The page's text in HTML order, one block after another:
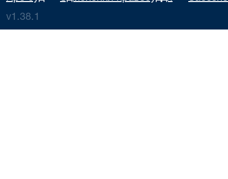
v1.38.1